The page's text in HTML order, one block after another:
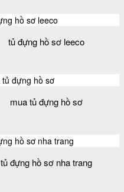
tủ đựng hồ sơ leeco
mua tủ đựng hồ sơ
tủ đựng hồ sơ nha trang